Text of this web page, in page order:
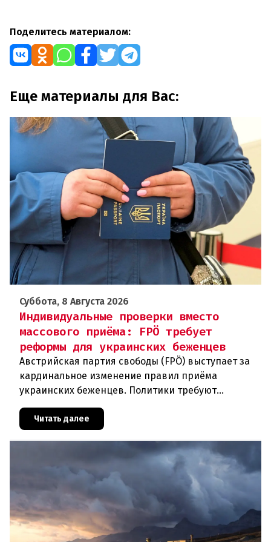
Поделитесь материалом:
Еще материалы для Вас:
Суббота, 8 Августа 2026
Индивидуальные проверки вместо
массового приёма: FPÖ требует
реформы для украинских беженцев
Австрийская партия свободы (FPÖ) выступает за
кардинальное изменение правил приёма
украинских беженцев. Политики требуют
отменить автоматическое предоставление
убежища и ввести индивидуальные проверки
Читать далее